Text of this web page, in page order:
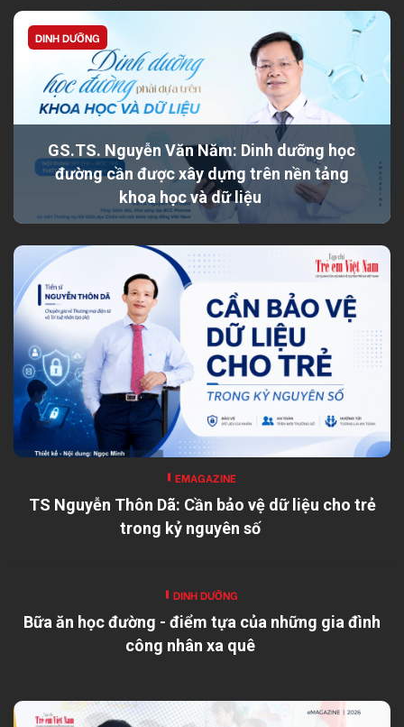
DINH DƯỠNG
GS.TS. Nguyễn Văn Năm: Dinh dưỡng học
đường cần được xây dựng trên nền tảng
khoa học và dữ liệu
EMAGAZINE
TS Nguyễn Thôn Dã: Cần bảo vệ dữ liệu cho trẻ
trong kỷ nguyên số
DINH DƯỠNG
Bữa ăn học đường - điểm tựa của những gia đình
công nhân xa quê